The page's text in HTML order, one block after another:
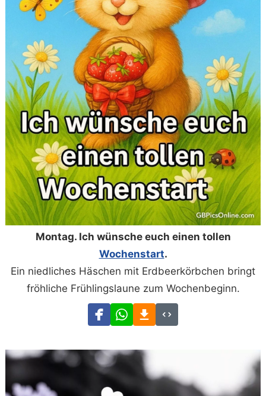
Montag. Ich wünsche euch einen tollen
Wochenstart.
Ein niedliches Häschen mit Erdbeerkörbchen bringt
fröhliche Frühlingslaune zum Wochenbeginn.